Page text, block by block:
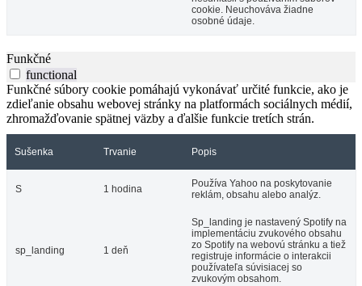
cookie. Neuchováva žiadne
osobné údaje.
Funkčné
functional
Funkčné súbory cookie pomáhajú vykonávať určité funkcie, ako je
zdieľanie obsahu webovej stránky na platformách sociálnych médií,
zhromažďovanie spätnej väzby a ďalšie funkcie tretích strán.
Sušenka Trvanie Popis
S 1 hodina
Používa Yahoo na poskytovanie
reklám, obsahu alebo analýz.
sp_landing 1 deň
Sp_landing je nastavený Spotify na
implementáciu zvukového obsahu
zo Spotify na webovú stránku a tiež
registruje informácie o interakcii
používateľa súvisiacej so
zvukovým obsahom.